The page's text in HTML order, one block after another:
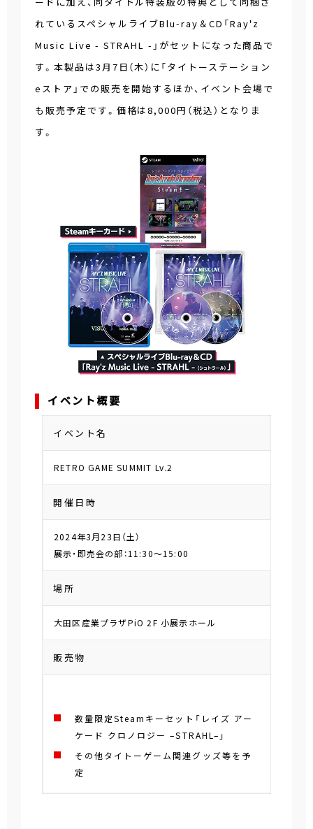
れているスペシャルライブBlu-ray＆CD「Ray'z
Music Live - STRAHL -」がセットになった商品で
す。本製品は3月7日（木）に「タイトーステーション
eストア」での販売を開始するほか、イベント会場で
も販売予定です。価格は8,000円（税込）となりま
す。
イベント概要
イベント名
RETRO GAME SUMMIT Lv.2
開催日時
2024年3月23日（土）
展示・即売会の部：11:30～15:00
場所
大田区産業プラザPiO 2F 小展示ホール
販売物
数量限定Steamキーセット「レイズ アー
ケード クロノロジー –STRAHL–」
その他タイトーゲーム関連グッズ等を予
定